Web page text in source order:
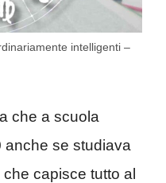
intelligenti –
che a scuola
anche se studiava
capisce tutto al